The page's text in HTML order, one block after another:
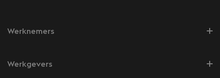
Werknemers
Werkgevers